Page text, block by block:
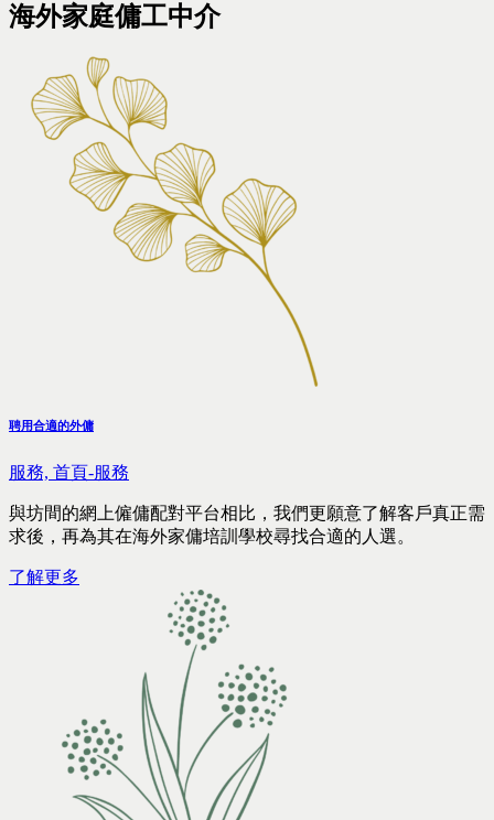
海外家庭傭工中介
聘用合適的外傭
服務, 首頁-服務
與坊間的網上僱傭配對平台相比，我們更願意了解客戶真正需
求後，再為其在海外家傭培訓學校尋找合適的人選。
了解更多